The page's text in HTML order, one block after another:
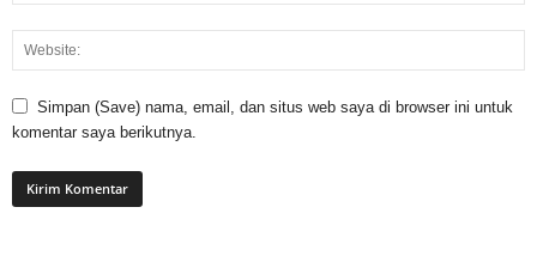
Simpan (Save) nama, email, dan situs web saya di browser ini untuk
komentar saya berikutnya.